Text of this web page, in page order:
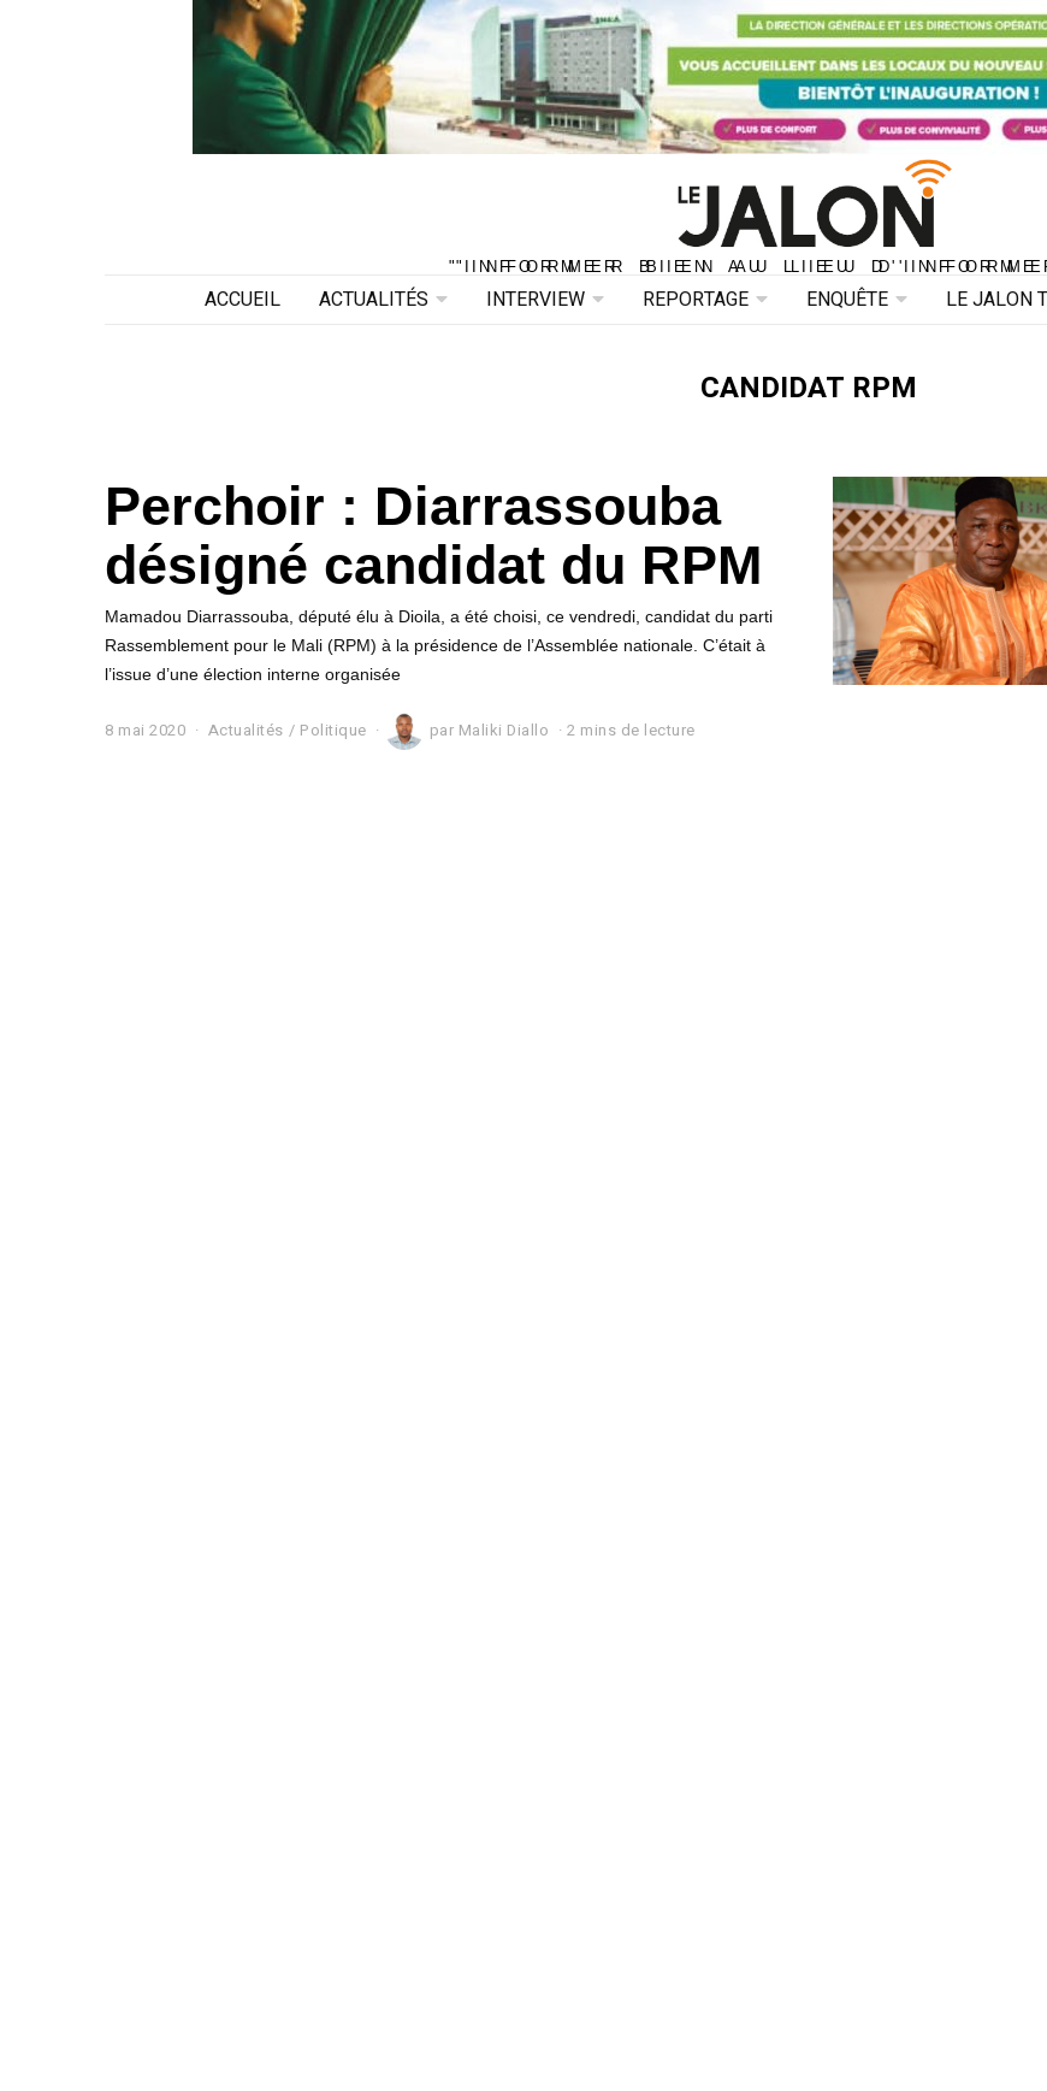
"INFORMER BIEN AU LIEU
"INFORMER BIEN AU LIEU
ACCUEIL ACTUALITÉS INTERVIEW REPORTAGE ENQUÊTE LE JALON
CANDIDAT RPM
Perchoir : Diarrassouba
désigné candidat du RPM
Mamadou Diarrassouba, député élu à Dioila, a été choisi, ce vendredi, candidat du parti
Rassemblement pour le Mali (RPM) à la présidence de l’Assemblée nationale. C’était à
l’issue d’une élection interne organisée
8 mai 2020 Actualités / Politique par Maliki Diallo 2 mins de lecture